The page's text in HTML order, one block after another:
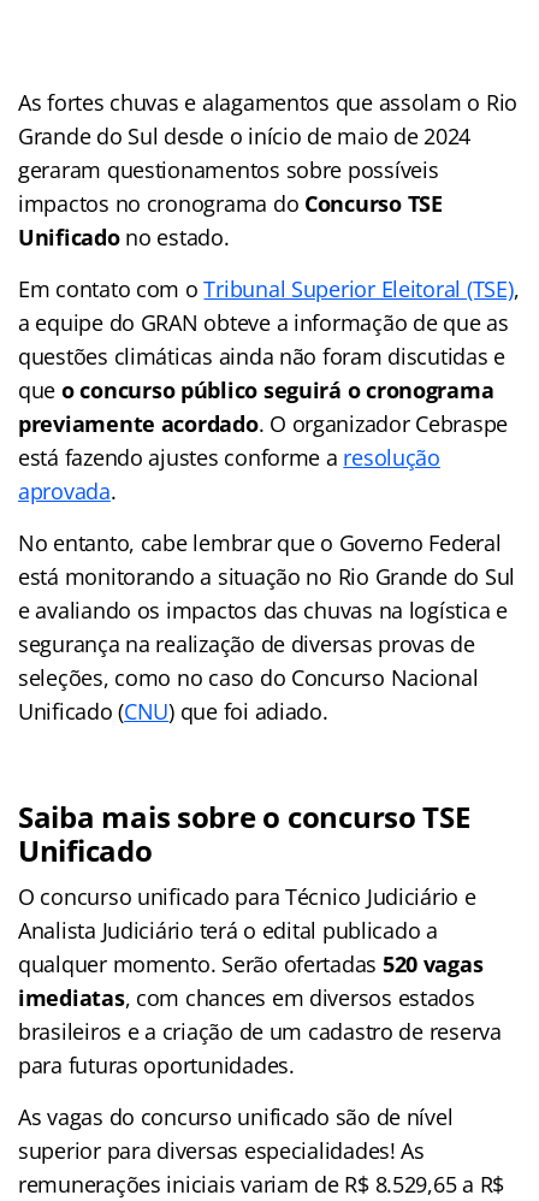
As fortes chuvas e alagamentos que assolam o Rio
Grande do Sul desde o início de maio de 2024
geraram questionamentos sobre possíveis
impactos no cronograma do Concurso TSE
Unificadono estado.
Em contato com oTribunal Superior Eleitoral (TSE),
a equipe do GRAN obteve a informação de que as
questões climáticas ainda não foram discutidas e
que o concurso público seguirá o cronograma
previamente acordado. O organizador Cebraspe
está fazendo ajustes conforme a resolução
aprovada.
No entanto, cabe lembrar que o Governo Federal
está monitorando a situação no Rio Grande do Sul
e avaliando os impactos das chuvas na logística e
segurança na realização de diversas provas de
seleções, como no caso do Concurso Nacional
Unificado (CNU) que foi adiado.
Saiba mais sobre o concurso TSE
Unificado
O concurso unificado para Técnico Judiciário e
Analista Judiciário terá o edital publicado a
qualquer momento. Serão ofertadas 520 vagas
imediatas, com chances em diversos estados
brasileiros e a criação de um cadastro de reserva
para futuras oportunidades.
As vagas do concurso unificado são de nível
superior para diversas especialidades! As
remunerações iniciais variam de R$ 8.529,65 a R$